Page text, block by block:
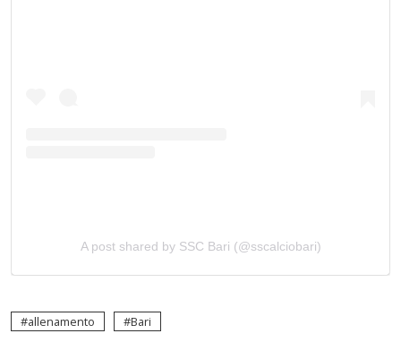
A post shared by SSC Bari (@sscalciobari)
allenamento Bari